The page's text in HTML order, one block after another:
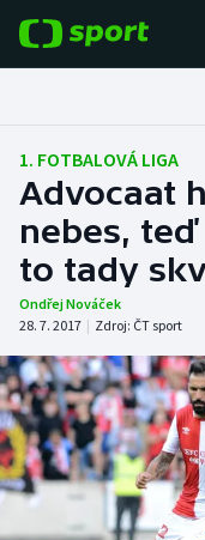
Fotbal
Hokej
Tenis
Atletika
Cyklistika
DALŠÍ SPORTY
Americký fotbal
NEPŘEHLÉDNĚTE
1. FOTBALOVÁ LIGA
Advocaat
nebes,
to tady
Ondřej Nováček
28. 7. 2017 | Zdroj: ČT sport